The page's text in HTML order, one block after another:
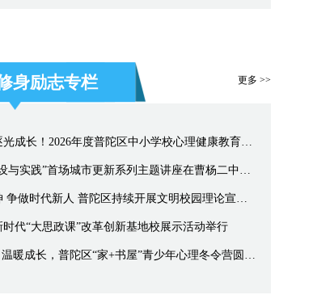
身励志专栏 更多 >>
聚力润心，逐光成长！2026年度普陀区中小学校心理健康教育活动季开幕
“人民城市建设与实践”首场城市更新系列主题讲座在曹杨二中开讲
弘扬五四精神 争做时代新人 普陀区持续开展文明校园理论宣讲交流活动
代“大思政课”改革创新基地校展示活动举行
从“心”出发，温暖成长，普陀区“家+书屋”青少年心理冬令营圆满落幕